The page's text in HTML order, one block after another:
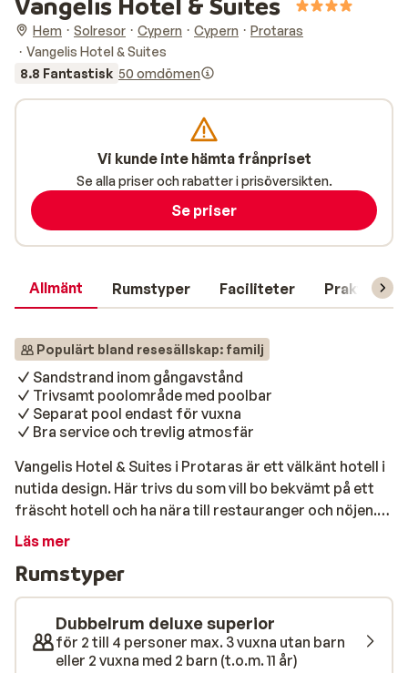
Hem Solresor Cypern Cypern
Protaras
Vangelis Hotel & Suites
8.8 Fantastisk 50 omdömen
Allmänt Rumstyper Faciliteter Praktisk
Populärt bland resesällskap: familj
Sandstrand inom gångavstånd
Trivsamt poolområde med poolbar
Separat pool endast för vuxna
Bra service och trevlig atmosfär
Vangelis Hotel & Suites i Protaras är ett välkänt hotell i
nutida design. Här trivs du som vill bo bekvämt på ett
fräscht hotell och ha nära till restauranger och nöjen.
Sola och bada vid den härligt poolen eller unna dig lite
Varva dagarna med att ta en kort promenad ner till den
fina stranden i Protaras. Poolen är hotellets naturliga
samlingspunkt och här kan du socialisera dig vid
poolbaren eller sträcka ut dig på en solstol med din
favorit pod. Här finns också en separat pool som är
Läs mer
Rumstyper
Dubbelrum deluxe superior
för 2 till 4 personer max. 3 vuxna utan barn
eller 2 vuxna med 2 barn (t.o.m. 11 år)
Vi kunde inte hämta frånpriset
Se alla priser och rabatter i prisöversikten.
Se priser